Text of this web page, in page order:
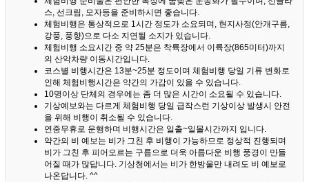
스, 선크림, 모자등을 준비하시면 좋습니다.
체험비행은 통상적으로 1시간 정도가 소요되며, 현지사정(안개구름,
강풍, 풍향)으로 다소 지연될 소지가 있습니다.
체험비행 소요시간 중 약 25분은 착륙장에서 이륙장(865미터)까지
의 산악차량 이동시간입니다.
코스별 비행시간은 13분~25분 정도이며 체험비행 당일 기류 변화로
인해 체험비행시간은 약간의 가감이 있을 수 있습니다.
10명이상 단체의 경우에는 좀 더 많은 시간이 소요될 수 있습니다.
기상예보와는 다르게 체험비행 당일 급작스런 기상이상 발생시 안전
을 위해 비행이 취소될 수 있습니다.
연중무휴로 운행하며 비행시간은 일출~일몰시간까지 입니다.
약간의 비 예보는 비가 그친 후 비행이 가능하므로 정상적 진행되며
비가 그친 후 피어오르는 구름으로 더욱 아름다운 비행 풍경이 만들
어질 때가 많답니다. 기상청에서는 비가 한방울만 내려도 비 예보로
나온답니다. ^^